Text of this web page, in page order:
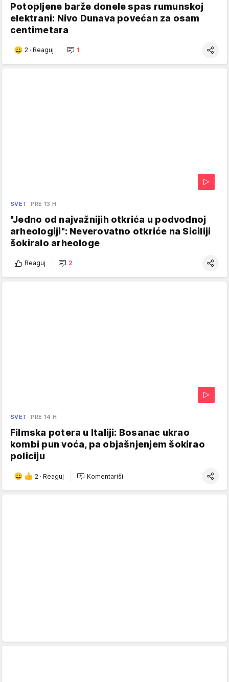
Potopljene barže donele spas rumunskoj
elektrani: Nivo Dunava povećan za osam
centimetara
2 · Reaguj 1
SVET PRE 13 H
"Jedno od najvažnijih otkrića u podvodnoj
arheologiji": Neverovatno otkriće na Siciliji
šokiralo arheologe
Reaguj 2
SVET PRE 14 H
Filmska potera u Italiji: Bosanac ukrao
kombi pun voća, pa objašnjenjem šokirao
policiju
2 · Reaguj Komentariši